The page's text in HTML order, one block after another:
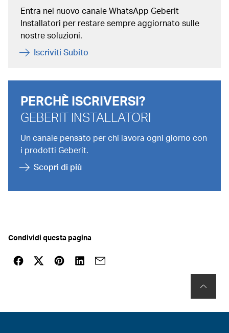
Entra nel nuovo canale WhatsApp Geberit
Installatori per restare sempre aggiornato sulle
nostre soluzioni.
Iscriviti Subito
PERCHÈ ISCRIVERSI?
GEBERIT INSTALLATORI
Un canale pensato per chi lavora ogni giorno con
i prodotti Geberit.
Scopri di più
Condividi questa pagina